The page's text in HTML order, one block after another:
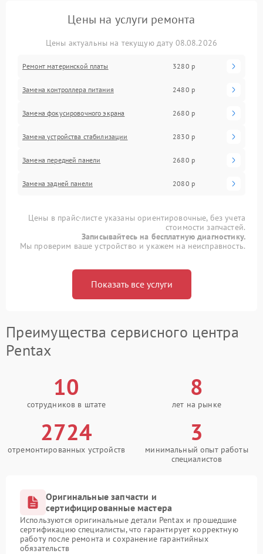
Цены на услуги ремонта
Цены актуальны на текущую дату 08.08.2026
Ремонт материнской платы 3280 р
Замена контроллера питания 2480 р
Замена фокусировочного экрана 2680 р
Замена устройства стабилизации 2830 р
Замена передней панели 2680 р
Замена задней панели 2080 р
Цены в прайс-листе указаны ориентировочные, без учета
стоимости запчастей.
Записывайтесь на бесплатную диагностику.
Мы проверим ваше устройство и укажем на неисправность.
Показать все услуги
Преимущества сервисного центра
Pentax
10
сотрудников в штате
8
лет на рынке
2724
отремонтированных устройств
3
минимальный опыт работы
специалистов
Оригинальные запчасти и
сертифицированные мастера
Используются оригинальные детали Pentax и прошедшие
сертификацию специалисты, что гарантирует корректную
работу после ремонта и сохранение гарантийных
обязательств